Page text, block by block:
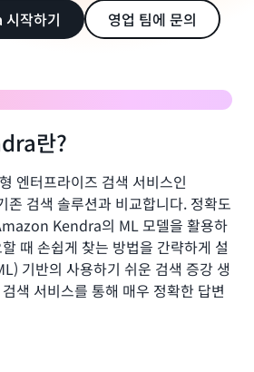
작하기
영업 팀에 문의
란?
엔터프라이즈 검색 서비스인
검색 솔루션과 비교합니다. 정확도
Kendra의 ML 모델을 활용하
때 손쉽게 찾는 방법을 간략하게 설
기반의 사용하기 쉬운 검색 증강 생
색 서비스를 통해 매우 정확한 답변
인가요?